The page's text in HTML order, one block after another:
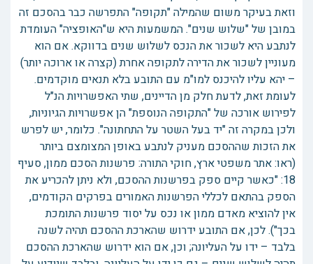
וזאת בעיקר משום שהמילה "תקופה" התפרשה כבר בהסכם זה
במובן של "שלוש שנים". המשמעות היא ש"האופציה" העומדת
לנתבע היא לשכור את הנכס לשלוש שנים בדווקא. אם הוא
מעוניין לשכור את הדירה לתקופה אחרת (קצרה או ארוכה יותר)
– יהא עליו להיכנס למו"מ עם התובע בלא תנאים מוקדמים.
לעומת זאת, לדעת חלק מן הדיינים, שתי האפשרויות הנ"ל
לפירוש אורכה של "התקופה הנוספת" הן אפשרויות הגיוניות,
ולכן במקרה זה "יד בעל השטר על התחתונה". כלומר, יש לפרש
את הזכות שההסכם מעניק לנתבע באופן המצומצם ביותר
(ראו: אתר משפטי ארץ, חוקי התורה: פרשנות הסכם ממון, סעיף
18: "כאשר קיים ספק בפרשנות ההסכם, ולא ניתן להכריע את
הספק בהתאם לכללי הפרשנות האמורים בפרקים הקודמים,
אין להוציא מאדם ממון או נכס על יסוד פרשנות התומכת
בכך"). לכן, אם התובע ידרוש שהארכת ההסכם תהיה לשנה
בלבד – ידו על העליונה; וכן, אם הוא ידרוש שהארכת ההסכם